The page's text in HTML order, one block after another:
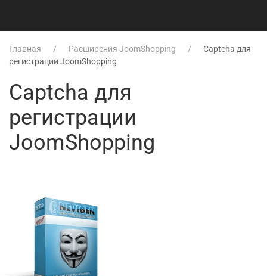
Главная Расширения JoomShopping
Captcha для
регистрации JoomShopping
Captcha для
регистрации
JoomShopping